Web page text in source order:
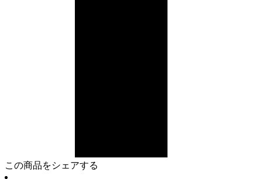
この商品をシェアする